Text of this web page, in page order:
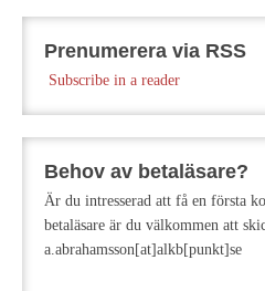
Prenumerera via RSS
Subscribe in a reader
Behov av betaläsare?
Är du intresserad att få en första
betaläsare är du välkommen att
a.abrahamsson[at]alkb[punkt]se